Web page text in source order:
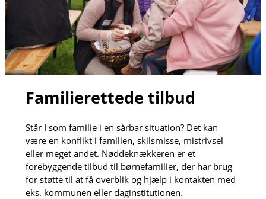
Familierettede tilbud
Står I som familie i en sårbar situation? Det kan
være en konflikt i familien, skilsmisse, mistrivsel
eller meget andet. Nøddeknækkeren er et
forebyggende tilbud til børnefamilier, der har brug
for støtte til at få overblik og hjælp i kontakten med
eks. kommunen eller daginstitutionen.